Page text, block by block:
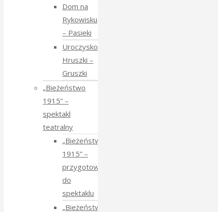
Dom na
Rykowisku
– Pasieki
Uroczysko
Hruszki –
Gruszki
„Bieżeństwo
1915” –
spektakl
teatralny
„Bieżeństwo
1915” –
przygotowania
do
spektaklu
„Bieżeństwo